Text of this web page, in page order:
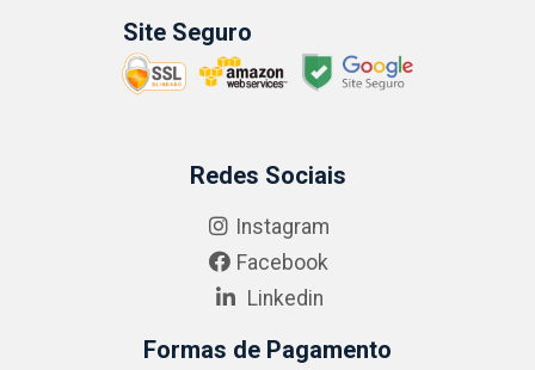
Site Seguro
Redes Sociais
Instagram
Facebook
Linkedin
Formas de Pagamento